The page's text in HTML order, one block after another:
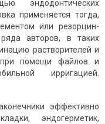
эндодонтических
применяется тогда,
или резорцин-
авторов, в таких
растворителей и
при помощи файлов и
ирригацией.
эффективно
эндогерметик,